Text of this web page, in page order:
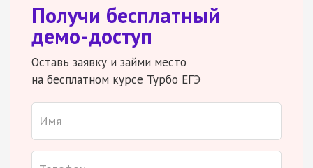
Получи бесплатный
демо-доступ
Оставь заявку и займи место
на бесплатном курсе Турбо ЕГЭ